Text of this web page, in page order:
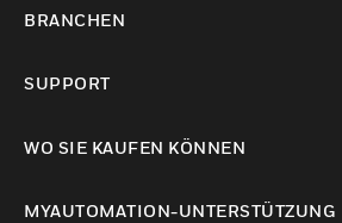
BRANCHEN
SUPPORT
WO SIE KAUFEN KÖNNEN
MYAUTOMATION-UNTERSTÜTZUNG